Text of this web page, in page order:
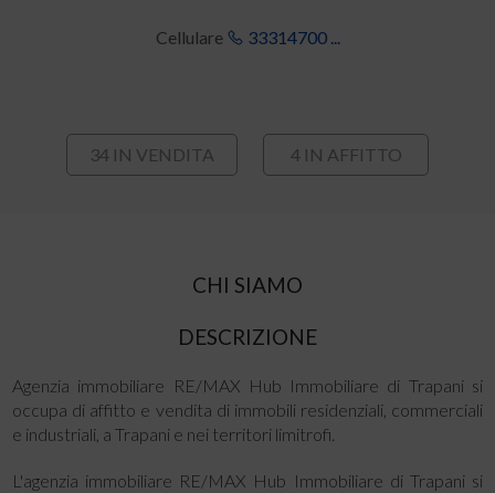
Cellulare 33314700 ...
34 IN VENDITA 4 IN AFFITTO
CHI SIAMO
DESCRIZIONE
Agenzia immobiliare RE/MAX Hub Immobiliare di Trapani si
occupa di affitto e vendita di immobili residenziali, commerciali
e industriali, a Trapani e nei territori limitrofi.
L'agenzia immobiliare RE/MAX Hub Immobiliare di Trapani si